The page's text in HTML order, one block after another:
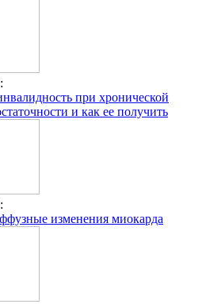
при хронической
и как ее получить
изменения миокарда